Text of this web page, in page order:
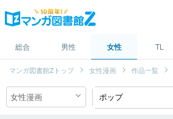
総合 男性 女性 TL
マンガ図書館Zトップ 女性漫画 作品一覧